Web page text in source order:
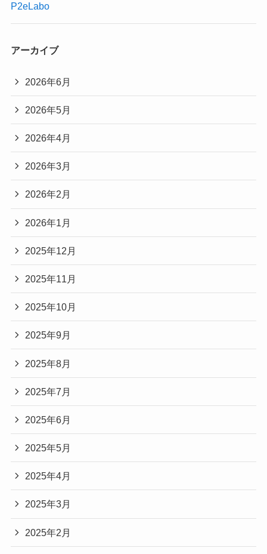
P2eLabo
アーカイブ
2026年6月
2026年5月
2026年4月
2026年3月
2026年2月
2026年1月
2025年12月
2025年11月
2025年10月
2025年9月
2025年8月
2025年7月
2025年6月
2025年5月
2025年4月
2025年3月
2025年2月